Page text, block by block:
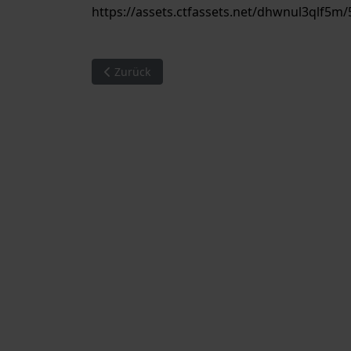
https://assets.ctfassets.net/dhwnul3qlf5m/
Vorheriger Beitrag: Puppentheater Karotte
Zurück